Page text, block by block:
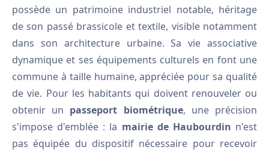
possède un patrimoine industriel notable, héritage
de son passé brassicole et textile, visible notamment
dans son architecture urbaine. Sa vie associative
dynamique et ses équipements culturels en font une
commune à taille humaine, appréciée pour sa qualité
de vie. Pour les habitants qui doivent renouveler ou
obtenir un passeport biométrique, une précision
s'impose d'emblée : la mairie de Haubourdin n'est
pas équipée du dispositif nécessaire pour recevoir